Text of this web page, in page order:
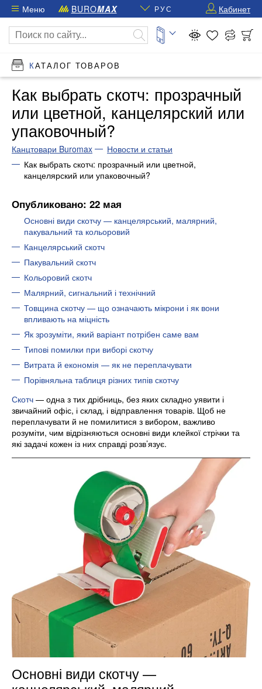
Меню BUROMAX РУС Кабинет
КАТАЛОГ ТОВАРОВ
Как выбрать скотч: прозрачный
или цветной, канцелярский или
упаковочный?
Канцтовари Buromax
Новости и статьи
Как выбрать скотч: прозрачный или цветной,
канцелярский или упаковочный?
Опубликовано: 22 мая
Основні види скотчу — канцелярський, малярний,
пакувальний та кольоровий
Канцелярський скотч
Пакувальний скотч
Кольоровий скотч
Малярний, сигнальний і технічний
Товщина скотчу — що означають мікрони і як вони
впливають на міцність
Як зрозуміти, який варіант потрібен саме вам
Типові помилки при виборі скотчу
Витрата й економія — як не переплачувати
Порівняльна таблиця різних типів скотчу
Скотч — одна з тих дрібниць, без яких складно уявити і
звичайний офіс, і склад, і відправлення товарів. Щоб не
переплачувати й не помилитися з вибором, важливо
розуміти, чим відрізняються основні види клейкої стрічки та
які задачі кожен із них справді розв’язує.
Основні види скотчу —